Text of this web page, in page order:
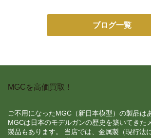
ブログ一覧
MGCを高価買取！
ご不用になったMGC（新日本模型）の製品は
MGCは日本のモデルガンの歴史を築いてきた
製品もあります。 当店では、金属製（現行法